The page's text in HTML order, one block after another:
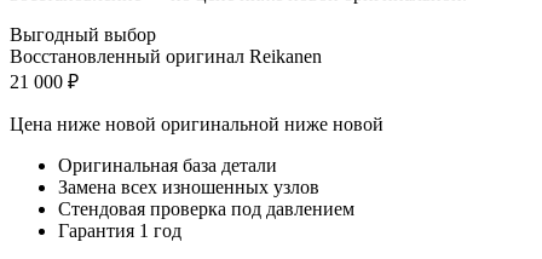
Выгодный выбор
Восстановленный оригинал Reikanen
21 000 ₽
Цена ниже новой оригинальной ниже новой
Оригинальная база детали
Замена всех изношенных узлов
Стендовая проверка под давлением
Гарантия 1 год